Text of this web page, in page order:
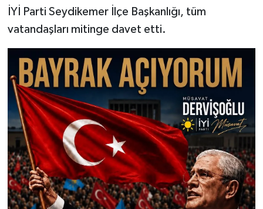
İYİ Parti Seydikemer İlçe Başkanlığı, tüm
vatandaşları mitinge davet etti.